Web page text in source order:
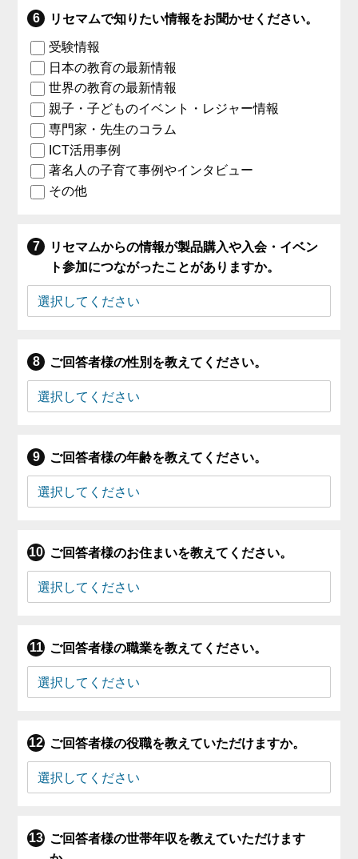
リセマムで知りたい情報をお聞かせください。
受験情報
日本の教育の最新情報
世界の教育の最新情報
親子・子どものイベント・レジャー情報
専門家・先生のコラム
ICT活用事例
著名人の子育て事例やインタビュー
その他
リセマムからの情報が製品購入や入会・イベン
ト参加につながったことがありますか。
ご回答者様の性別を教えてください。
ご回答者様の年齢を教えてください。
ご回答者様のお住まいを教えてください。
ご回答者様の職業を教えてください。
ご回答者様の役職を教えていただけますか。
ご回答者様の世帯年収を教えていただけます